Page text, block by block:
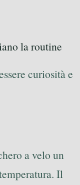
la routine
curiosità e
a velo un
Il